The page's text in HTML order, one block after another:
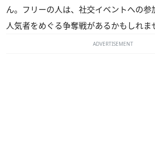
ん。フリーの人は、社交イベントへの参
人気者をめぐる争奪戦があるかもしれま
ADVERTISEMENT